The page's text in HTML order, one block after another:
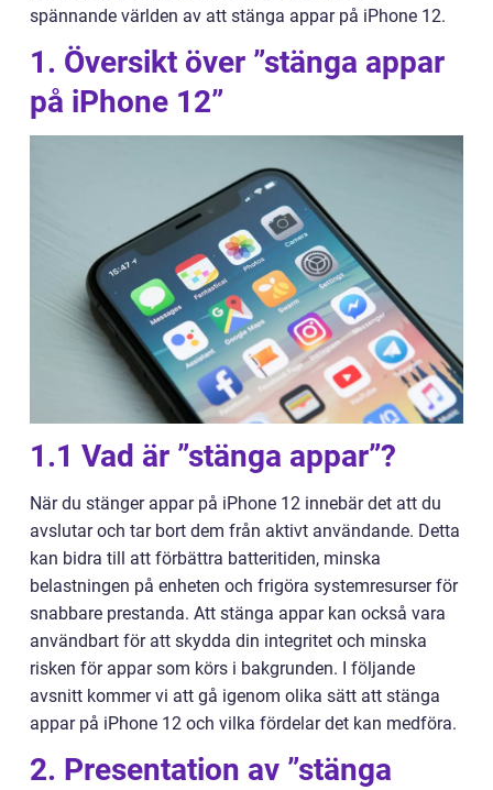
spännande världen av att stänga appar på iPhone 12.
1. Översikt över ”stänga appar
på iPhone 12”
1.1 Vad är ”stänga appar”?
När du stänger appar på iPhone 12 innebär det att du
avslutar och tar bort dem från aktivt användande. Detta
kan bidra till att förbättra batteritiden, minska
belastningen på enheten och frigöra systemresurser för
snabbare prestanda. Att stänga appar kan också vara
användbart för att skydda din integritet och minska
risken för appar som körs i bakgrunden. I följande
avsnitt kommer vi att gå igenom olika sätt att stänga
appar på iPhone 12 och vilka fördelar det kan medföra.
2. Presentation av ”stänga